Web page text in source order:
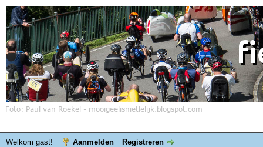
Welkom gast! Aanmelden Registreren